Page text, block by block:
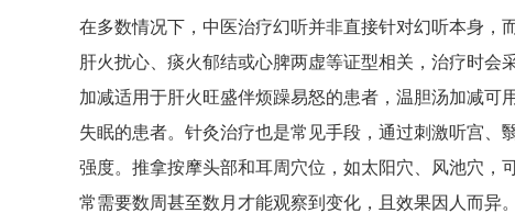
在多数情况下，中医治疗幻听并非直接针对幻听本身，
肝火扰心、痰火郁结或心脾两虚等证型相关，治疗时
加减适用于肝火旺盛伴烦躁易怒的患者，温胆汤加减可
失眠的患者。针灸治疗也是常见手段，通过刺激听宫
强度。推拿按摩头部和耳周穴位，如太阳穴、风池穴，
常需要数周甚至数月才能观察到变化，且效果因人而异。